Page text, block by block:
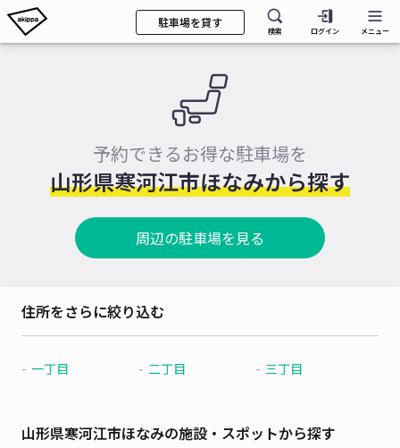
駐車場を貸す
検索 ログイン メニュー
予約できるお得な駐車場を
山形県寒河江市ほなみから探す
周辺の駐車場を見る
住所をさらに絞り込む
一丁目 二丁目 三丁目
山形県寒河江市ほなみの施設・スポットから探す